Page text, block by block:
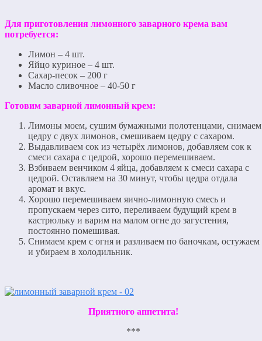
Для приготовления лимонного заварного крема вам
потребуется:
Лимон – 4 шт.
Яйцо куриное – 4 шт.
Сахар-песок – 200 г
Масло сливочное – 40-50 г
Готовим заварной лимонный крем:
Лимоны моем, сушим бумажными полотенцами, снимаем
цедру с двух лимонов, смешиваем цедру с сахаром.
Выдавливаем сок из четырёх лимонов, добавляем сок к
смеси сахара с цедрой, хорошо перемешиваем.
Взбиваем венчиком 4 яйца, добавляем к смеси сахара с
цедрой. Оставляем на 30 минут, чтобы цедра отдала
аромат и вкус.
Хорошо перемешиваем яично-лимонную смесь и
пропускаем через сито, переливаем будущий крем в
кастрюльку и варим на малом огне до загустения,
постоянно помешивая.
Снимаем крем с огня и разливаем по баночкам, остужаем
и убираем в холодильник.
Приятного аппетита!
***